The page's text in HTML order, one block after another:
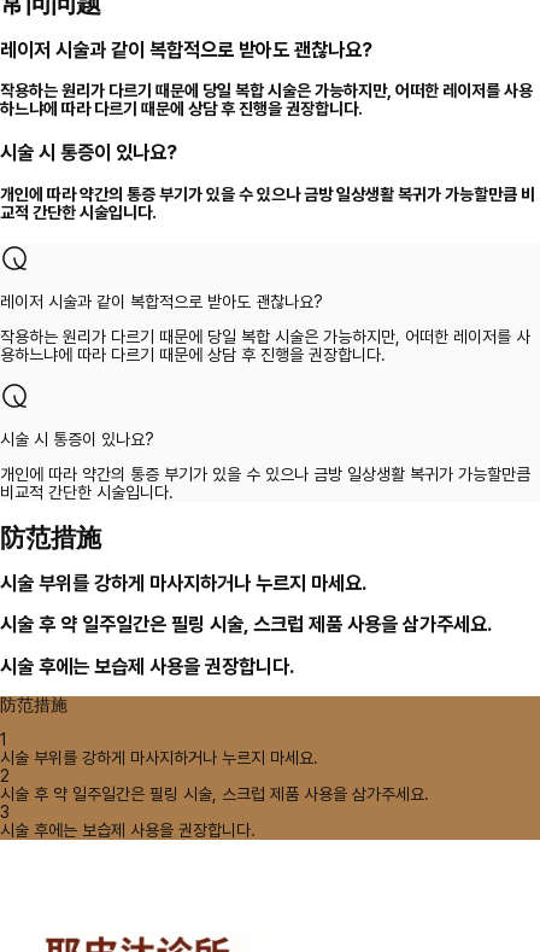
레이저 시술과 같이 복합적으로 받아도 괜찮나요?
작용하는 원리가 다르기 때문에 당일 복합 시술은 가능하지만, 어떠한 레이저를 사용
하느냐에 따라 다르기 때문에 상담 후 진행을 권장합니다.
시술 시 통증이 있나요?
개인에 따라 약간의 통증 부기가 있을 수 있으나 금방 일상생활 복귀가 가능할만큼 비
교적 간단한 시술입니다.
레이저 시술과 같이 복합적으로 받아도 괜찮나요?
작용하는 원리가 다르기 때문에 당일 복합 시술은 가능하지만, 어떠한 레이저를 사
용하느냐에 따라 다르기 때문에 상담 후 진행을 권장합니다.
시술 시 통증이 있나요?
개인에 따라 약간의 통증 부기가 있을 수 있으나 금방 일상생활 복귀가 가능할만큼
비교적 간단한 시술입니다.
防范措施
시술 부위를 강하게 마사지하거나 누르지 마세요.
시술 후 약 일주일간은 필링 시술, 스크럽 제품 사용을 삼가주세요.
시술 후에는 보습제 사용을 권장합니다.
防范措施
1
시술 부위를 강하게 마사지하거나 누르지 마세요.
2
시술 후 약 일주일간은 필링 시술, 스크럽 제품 사용을 삼가주세요.
3
시술 후에는 보습제 사용을 권장합니다.